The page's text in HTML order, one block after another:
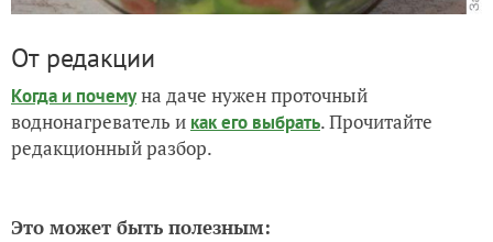
От редакции
Когда и почемуна даче нужен проточный
воднонагреватель и как его выбрать. Прочитайте
редакционный разбор.
Это может быть полезным: